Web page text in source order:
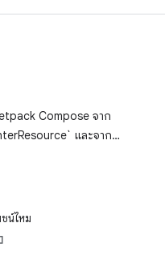
Compose จาก
และจาก
อพิเศษ
น์ไหม